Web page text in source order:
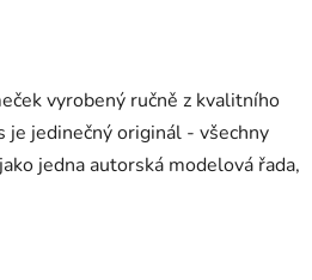
vyrobený ručně z kvalitního
je jedinečný originál - všechny
jedna autorská modelová řada,